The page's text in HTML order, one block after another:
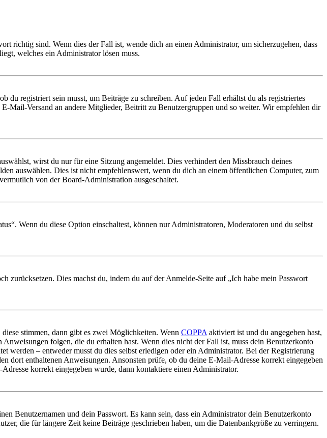
richtig sind. Wenn dies der Fall ist, wende dich an einen Administrator, um sicherzugehen, dass
welches ein Administrator lösen muss.
registriert sein musst, um Beiträge zu schreiben. Auf jeden Fall erhältst du als registriertes
Mail-Versand an andere Mitglieder, Beitritt zu Benutzergruppen und so weiter. Wir empfehlen dir
wirst du nur für eine Sitzung angemeldet. Dies verhindert den Missbrauch deines
auswählen. Dies ist nicht empfehlenswert, wenn du dich an einem öffentlichen Computer, zum
von der Board-Administration ausgeschaltet.
Wenn du diese Option einschaltest, können nur Administratoren, Moderatoren und du selbst
Dies machst du, indem du auf der Anmelde-Seite auf „Ich habe mein Passwort
stimmen, dann gibt es zwei Möglichkeiten. Wenn COPPA aktiviert ist und du angegeben hast,
folgen, die du erhalten hast. Wenn dies nicht der Fall ist, muss dein Benutzerkonto
werden – entweder musst du dies selbst erledigen oder ein Administrator. Bei der Registrierung
enthaltenen Anweisungen. Ansonsten prüfe, ob du deine E-Mail-Adresse korrekt eingegeben
korrekt eingegeben wurde, dann kontaktiere einen Administrator.
Benutzernamen und dein Passwort. Es kann sein, dass ein Administrator dein Benutzerkonto
die für längere Zeit keine Beiträge geschrieben haben, um die Datenbankgröße zu verringern.